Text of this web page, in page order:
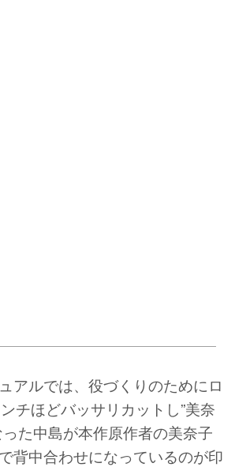
アルでは、役づくりのためにロ
チほどバッサリカットし”美奈
た中島が本作原作者の美奈子
背中合わせになっているのが印